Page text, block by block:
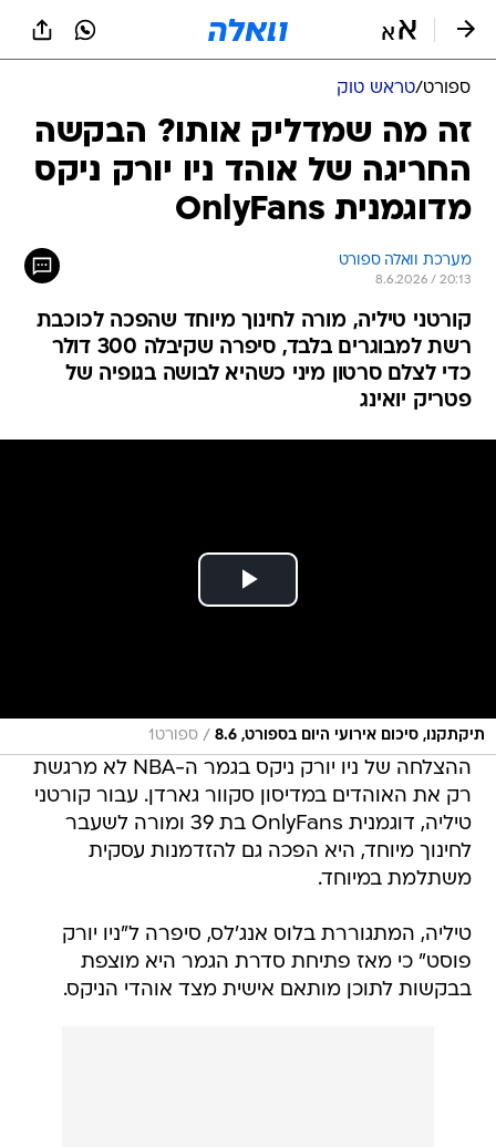
ספורט/טראש טוק
זה מה שמדליק אותו? הבקשה
החריגה של אוהד ניו יורק ניקס
מדוגמנית OnlyFans
מערכת וואלה ספורט
8.6.2026 / 20:13
קורטני טיליה, מורה לחינוך מיוחד שהפכה לכוכבת
רשת למבוגרים בלבד, סיפרה שקיבלה 300 דולר
כדי לצלם סרטון מיני כשהיא לבושה בגופיה של
פטריק יואינג
תיקתקנו, סיכום אירועי היום בספורט, 8.6 / ספורט1
ההצלחה של ניו יורק ניקס בגמר ה-NBA לא מרגשת
רק את האוהדים במדיסון סקוור גארדן. עבור קורטני
טיליה, דוגמנית OnlyFans בת 39 ומורה לשעבר
לחינוך מיוחד, היא הפכה גם להזדמנות עסקית
משתלמת במיוחד.
טיליה, המתגוררת בלוס אנג'לס, סיפרה ל"ניו יורק
פוסט" כי מאז פתיחת סדרת הגמר היא מוצפת
בבקשות לתוכן מותאם אישית מצד אוהדי הניקס.